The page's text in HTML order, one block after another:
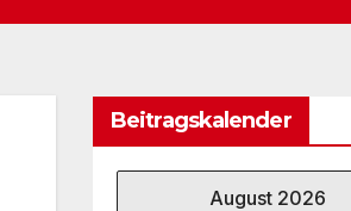
Beitragskalender
August 2026